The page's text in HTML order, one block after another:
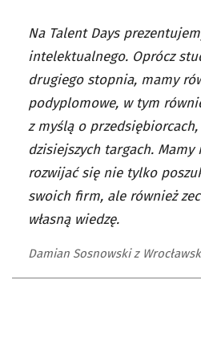
Na Talent Days
intelektualnego. Oprócz
drugiego stopnia, mamy
podyplomowe, w tym
z myślą o
dzisiejszych targach. Mamy
rozwijać się nie tylko
swoich firm, ale również
własną wiedzę.
Damian Sosnowski z